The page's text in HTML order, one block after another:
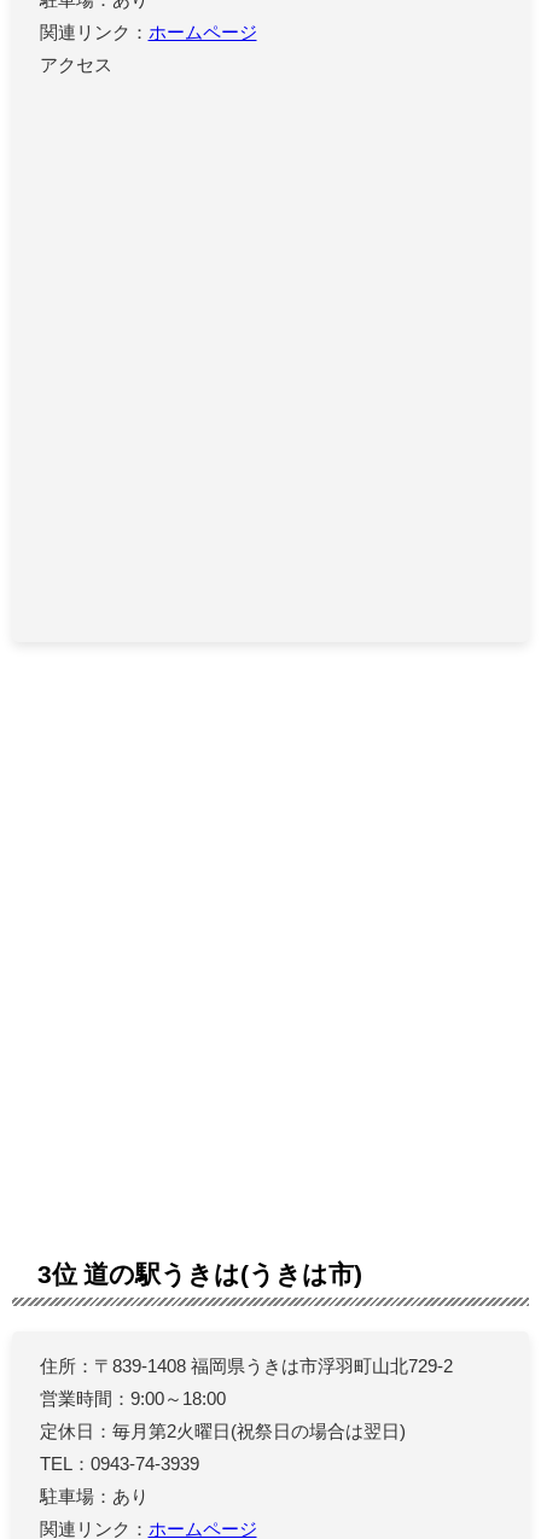
関連リンク： ホームページ
アクセス
3位 道の駅うきは(うきは市)
住所：〒839-1408 福岡県うきは市浮羽町山北729-2
営業時間：9:00～18:00
定休日：毎月第2火曜日(祝祭日の場合は翌日)
TEL：0943-74-3939
駐車場：あり
関連リンク： ホームページ